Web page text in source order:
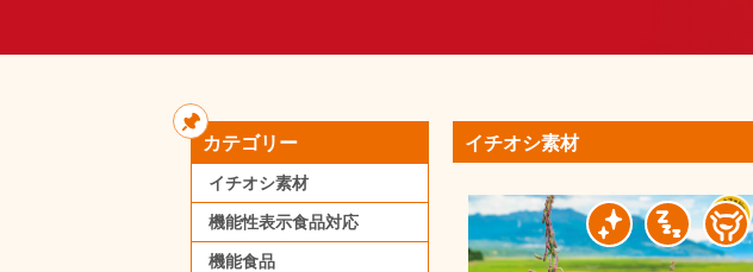
カテゴリー
イチオシ素材
機能性表示食品対応
機能食品
イチオシ素材